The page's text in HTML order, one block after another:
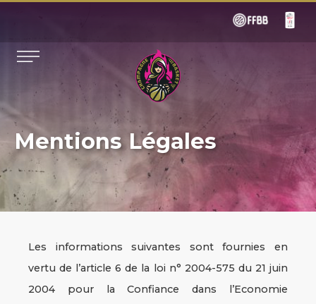
Mentions Légales
Les informations suivantes sont fournies en
vertu de l’article 6 de la loi n° 2004-575 du 21 juin
2004 pour la Confiance dans l’Economie